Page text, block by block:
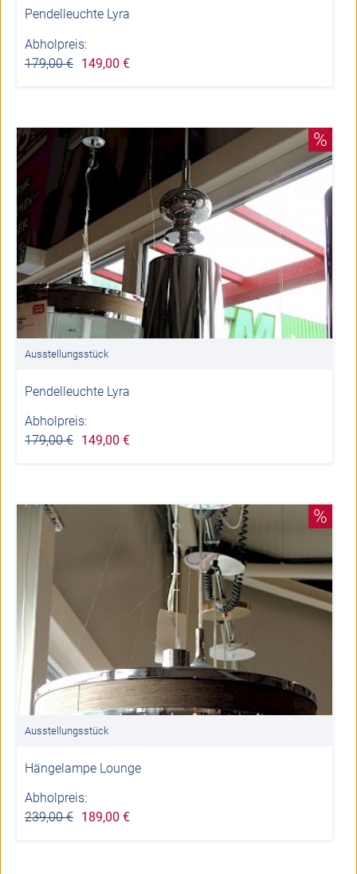
Pendelleuchte Lyra
Abholpreis:
179,00 € 149,00 €
%
Ausstellungsstück
Pendelleuchte Lyra
Abholpreis:
179,00 € 149,00 €
%
Ausstellungsstück
Hängelampe Lounge
Abholpreis:
239,00 € 189,00 €